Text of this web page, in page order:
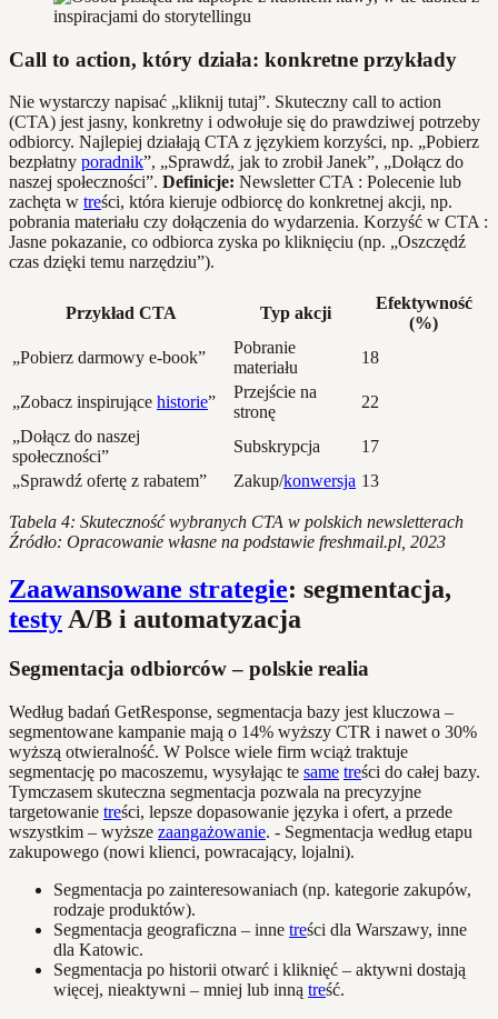
Call to action, który działa: konkretne przykłady
Nie wystarczy napisać „kliknij tutaj”. Skuteczny call to action
(CTA) jest jasny, konkretny i odwołuje się do prawdziwej potrzeby
odbiorcy. Najlepiej działają CTA z językiem korzyści, np. „Pobierz
bezpłatny poradnik”, „Sprawdź, jak to zrobił Janek”, „Dołącz do
naszej społeczności”. Definicje: Newsletter CTA : Polecenie lub
zachęta w treści, która kieruje odbiorcę do konkretnej akcji, np.
pobrania materiału czy dołączenia do wydarzenia. Korzyść w CTA :
Jasne pokazanie, co odbiorca zyska po kliknięciu (np. „Oszczędź
czas dzięki temu narzędziu”).
Przykład CTA Typ akcji
Efektywność
(%)
„Pobierz darmowy e-book”
Pobranie
materiału
18
„Zobacz inspirujące historie”
Przejście na
stronę
22
„Dołącz do naszej
społeczności”
Subskrypcja
17
„Sprawdź ofertę z rabatem”
Zakup/konwersja 13
Tabela 4: Skuteczność wybranych CTA w polskich newsletterach
Źródło: Opracowanie własne na podstawie freshmail.pl, 2023
Zaawansowane strategie: segmentacja,
testyA/B i automatyzacja
Segmentacja odbiorców – polskie realia
Według badań GetResponse, segmentacja bazy jest kluczowa –
segmentowane kampanie mają o 14% wyższy CTR i nawet o 30%
wyższą otwieralność. W Polsce wiele firm wciąż traktuje
segmentację po macoszemu, wysyłając te same treści do całej bazy.
Tymczasem skuteczna segmentacja pozwala na precyzyjne
targetowanie treści, lepsze dopasowanie języka i ofert, a przede
wszystkim – wyższe zaangażowanie. - Segmentacja według etapu
zakupowego (nowi klienci, powracający, lojalni).
Segmentacja po zainteresowaniach (np. kategorie zakupów,
rodzaje produktów).
Segmentacja geograficzna – inne treści dla Warszawy, inne
dla Katowic.
Segmentacja po historii otwarć i kliknięć – aktywni dostają
więcej, nieaktywni – mniej lub inną treść.